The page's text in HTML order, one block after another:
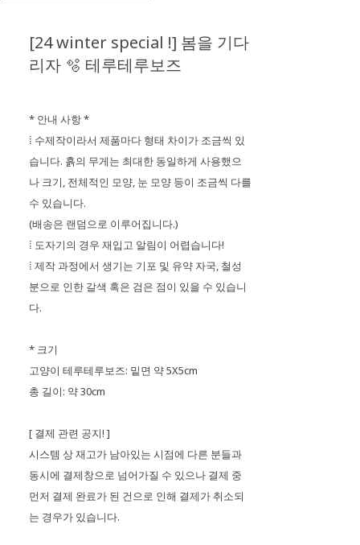
[24 winter special !] 봄을 기다
리자 🫧 테루테루보즈
* 안내 사항 *
⁞ 수제작이라서 제품마다 형태 차이가 조금씩 있
습니다. 흙의 무게는 최대한 동일하게 사용했으
나 크기, 전체적인 모양, 눈 모양 등이 조금씩 다를
수 있습니다.
(배송은 랜덤으로 이루어집니다.)
⁞ 도자기의 경우 재입고 알림이 어렵습니다!
⁞ 제작 과정에서 생기는 기포 및 유약 자국, 철성
분으로 인한 갈색 혹은 검은 점이 있을 수 있습니
다.
* 크기
고양이 테루테루보즈: 밑면 약 5X5cm
총 길이: 약 30cm
[ 결제 관련 공지! ]
시스템 상 재고가 남아있는 시점에 다른 분들과
동시에 결제창으로 넘어가질 수 있으나 결제 중
먼저 결제 완료가 된 건으로 인해 결제가 취소되
는 경우가 있습니다.